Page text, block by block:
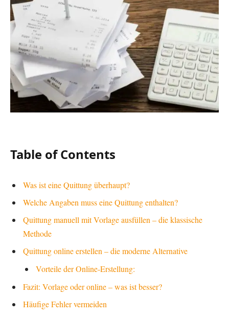
Table of Contents
Was ist eine Quittung überhaupt?
Welche Angaben muss eine Quittung enthalten?
Quittung manuell mit Vorlage ausfüllen – die klassische
Methode
Quittung online erstellen – die moderne Alternative
Vorteile der Online-Erstellung:
Fazit: Vorlage oder online – was ist besser?
Häufige Fehler vermeiden